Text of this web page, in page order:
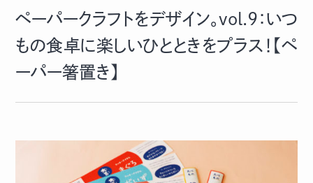
ペーパークラフトをデザイン。vol.9：いつ
もの食卓に楽しいひとときをプラス！【ペ
ーパー箸置き】